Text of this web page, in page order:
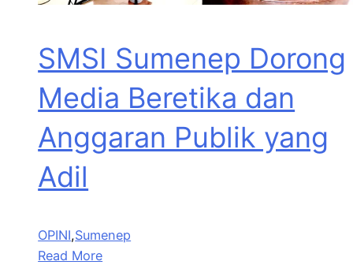
SMSI Sumenep Dorong
Media Beretika dan
Anggaran Publik yang
Adil
OPINI,Sumenep
Read More